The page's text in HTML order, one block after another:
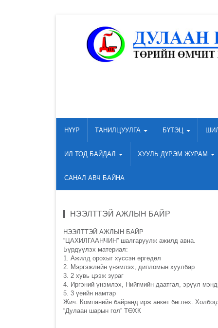
НҮҮР ТАНИЛЦУУЛГА БҮТЭЦ
ИЛ ТОД БАЙДАЛ ХУУЛЬ ДҮРЭМ ЖУРАМ
САНАЛ АВЧ БАЙНА
НЭЭЛТТЭЙ АЖЛЫН БАЙР
НЭЭЛТТЭЙ АЖЛЫН БАЙР
“ЦАХИЛГААНЧИН” шалгаруулж ажилд авна.
Бүрдүүлэх материал:
1. Ажилд орохыг хүссэн өргөдөл
2. Мэргэжлийн үнэмлэх, дипломын хуулбар
3. 2 хувь цээж зураг
4. Иргэний үнэмлэх, Нийгмийн даатгал, эрүүл
5. 3 үеийн намтар
Жич: Компанийн байранд ирж анкет бөглөх.
“Дулаан шарын гол” ТӨХК